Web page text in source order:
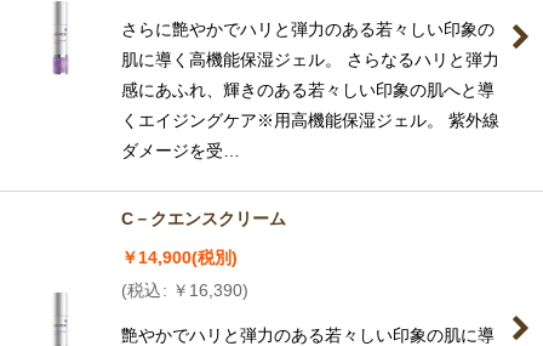
さらに艶やかでハリと弾力のある若々しい印象の
肌に導く高機能保湿ジェル。 さらなるハリと弾力
感にあふれ、輝きのある若々しい印象の肌へと導
くエイジングケア※用高機能保湿ジェル。 紫外線
ダメージを受…
C－クエンスクリーム
￥14,900(税別)
(税込: ￥ 16,390)
艶やかでハリと弾力のある若々しい印象の肌に導